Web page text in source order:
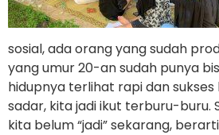
sosial, ada orang yang sudah
yang umur 20-an sudah punya
hidupnya terlihat rapi dan
sadar, kita jadi ikut terburu-buru.
kita belum “jadi” sekarang,